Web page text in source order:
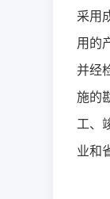
采用
用的
并经
施的
工、
业和